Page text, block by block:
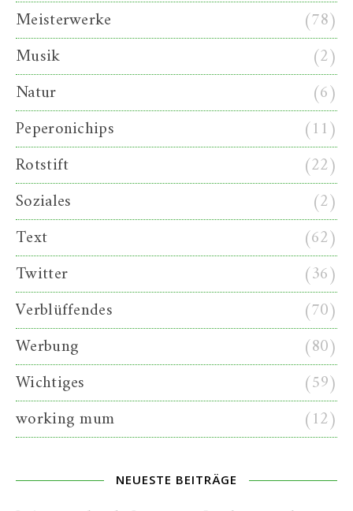
Meisterwerke
(78)
Musik
(2)
Natur
(6)
Peperonichips
(11)
Rotstift
(22)
Soziales
(2)
Text
(62)
Twitter
(36)
Verblüffendes
(70)
Werbung
(80)
Wichtiges
(59)
working mum
(12)
NEUESTE BEITRÄGE